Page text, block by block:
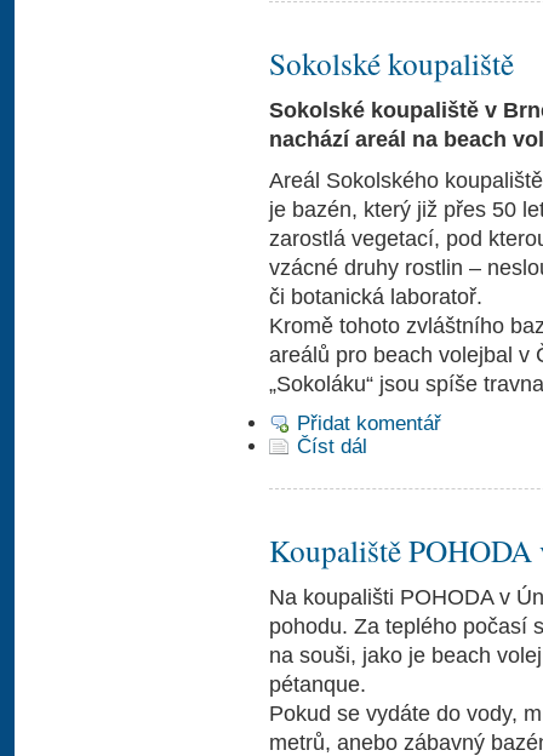
Sokolské koupaliště
Sokolské koupaliště v
nachází areál na beach
Areál Sokolského
je bazén, který již přes 50
zarostlá vegetací, pod
vzácné druhy rostlin –
či botanická laboratoř.
Kromě tohoto zvláštního
areálů pro beach volejbal v
„Sokoláku“ jsou spíše
Přidat komentář
Číst dál
Koupaliště POHODA
Na koupališti POHODA v
pohodu. Za teplého počasí
na souši, jako je beach
pétanque.
Pokud se vydáte do vody,
metrů, anebo zábavný